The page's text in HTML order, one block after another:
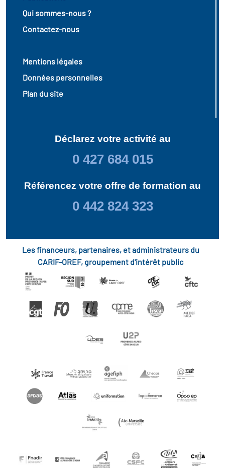
Qui sommes-nous ?
Contactez-nous
Mentions légales
Données personnelles
Plan du site
Déclarez votre activité au
0 427 684 015
Référencez votre offre de formation au
0 442 824 323
Les financeurs, partenaires, et administrateurs du
CARIF-OREF, groupement d'intérêt public